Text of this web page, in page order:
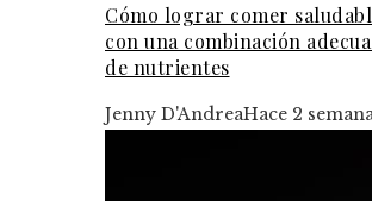
Cómo lograr comer
con una combinación
de nutrientes
Jenny D'AndreaHace 2